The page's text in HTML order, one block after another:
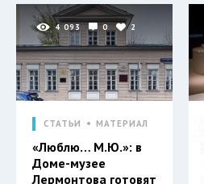
4 093 0 2
СТАТЬИ МАТЕРИАЛ
«Люблю… М.Ю.»: в
Доме-музее
Лермонтова готовят